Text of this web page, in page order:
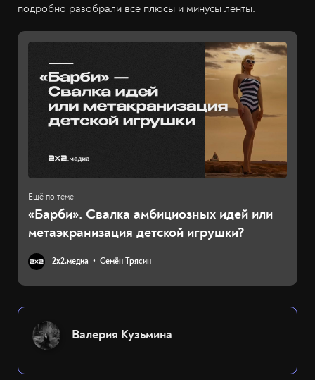
подробно разобрали все плюсы и минусы ленты.
«Барби». Свалка амбициозных идей или
метаэкранизация детской игрушки?
2х2.медиа Семён Трясин
Валерия Кузьмина